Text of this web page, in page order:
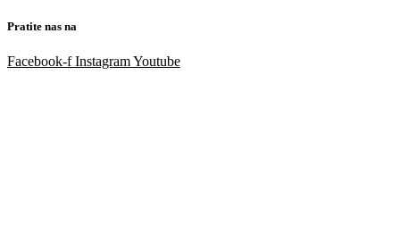
Pratite nas na
Facebook-f InstagramYoutube